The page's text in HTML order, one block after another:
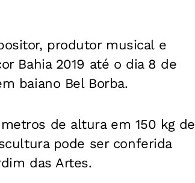
produtor musical e
Bahia 2019 até o dia 8 de
baiano Bel Borba.
de altura em 150 kg de
pode ser conferida
das Artes.